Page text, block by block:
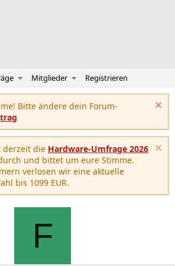
Mitglieder Registrieren
Bitte ändere dein Forum-
derzeit die Hardware-Umfrage 2026
und bittet um eure Stimme.
verlosen wir eine aktuelle
bis 1099 EUR.
F